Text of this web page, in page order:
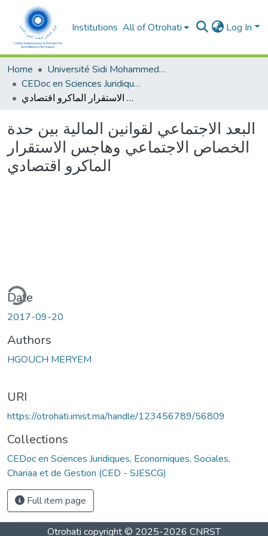
Institutions All of Otrohati Log In
Home
Université Sidi Mohammed Ben Abdellah - Fès
CEDoc en Sciences Juridiques, Economiques, Sociales, Chariaa et de Gestion (CED - SJESCG)
البعد الاجتماعي لقوانين المالية بين حدة الخصاص الاجتماعي وهاجس الاستقرار الماكرو اقتصادي
البعد الاجتماعي لقوانين المالية بين حدة
الخصاص الاجتماعي وهاجس الاستقرار
الماكرو اقتصادي
Date
2017-09-20
Authors
HGOUCH MERYEM
URI
https://otrohati.imist.ma/handle/123456789/56809
Collections
CEDoc en Sciences Juridiques, Economiques, Sociales,
Chariaa et de Gestion (CED - SJESCG)
Full item page
Otrohati copyright © 2025-2026 CNRST